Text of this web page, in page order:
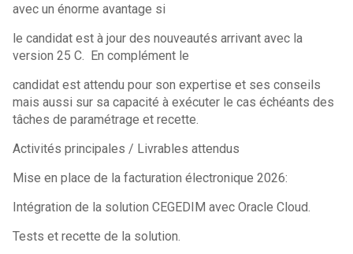
avec un énorme avantage si
le candidat est à jour des nouveautés arrivant avec la
version 25 C. En complément le
candidat est attendu pour son expertise et ses conseils
mais aussi sur sa capacité à exécuter le cas échéants des
tâches de paramétrage et recette.
Activités principales / Livrables attendus
Mise en place de la facturation électronique 2026:
Intégration de la solution CEGEDIM avec Oracle Cloud.
Tests et recette de la solution.